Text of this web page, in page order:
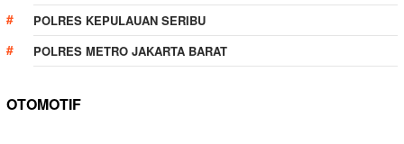
POLRES KEPULAUAN SERIBU
POLRES METRO JAKARTA BARAT
OTOMOTIF